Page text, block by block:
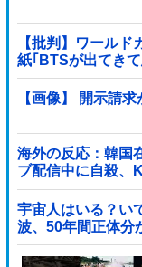
【批判】ワール
紙｢BTSが出てき
【画像】 開示請
海外の反応：韓国
ブ配信中に自殺、
宇宙人はいる？い
波、50年間正体分